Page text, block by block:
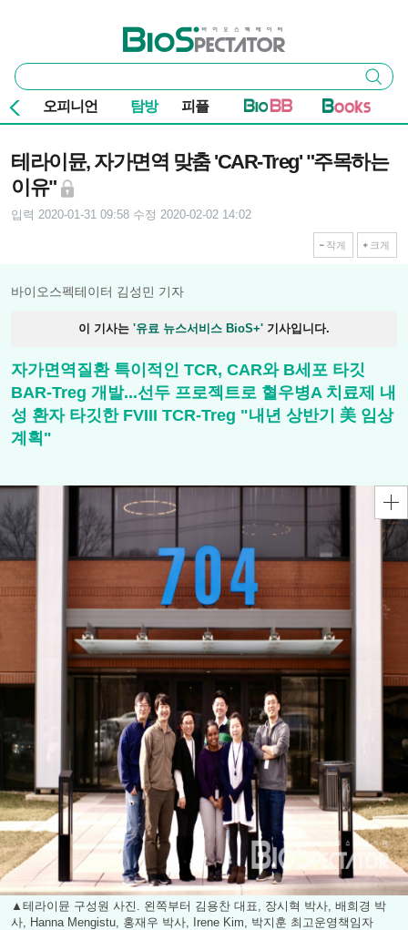
바이오스펙테이터
통
합
검
색
검색
오피니언 탐방 피플
테라이뮨, 자가면역 맞춤 'CAR-Treg' "주목하는
이유"
입력 2020-01-31 09:58 수정 2020-02-02 14:02
작게 크게
바이오스펙테이터 김성민 기자
이 기사는 '유료 뉴스서비스 BioS+' 기사입니다.
자가면역질환 특이적인 TCR, CAR와 B세포 타깃
BAR-Treg 개발...선두 프로젝트로 혈우병A 치료제 내
성 환자 타깃한 FVIII TCR-Treg "내년 상반기 美 임상
계획"
▲테라이뮨 구성원 사진. 왼쪽부터 김용찬 대표, 장시혁 박사, 배희경 박
사, Hanna Mengistu, 홍재우 박사, Irene Kim, 박지훈 최고운영책임자